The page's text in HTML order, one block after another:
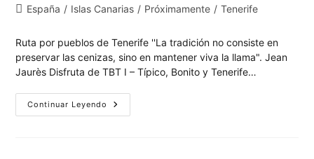
España / Islas Canarias / Próximamente / Tenerife
Ruta por pueblos de Tenerife ''La tradición no consiste en
preservar las cenizas, sino en mantener viva la llama". Jean
Jaurès Disfruta de TBT I – Típico, Bonito y Tenerife…
Continuar Leyendo